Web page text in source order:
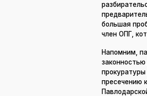
большая
член ОПГ,
Напомним,
законностью
пресечению